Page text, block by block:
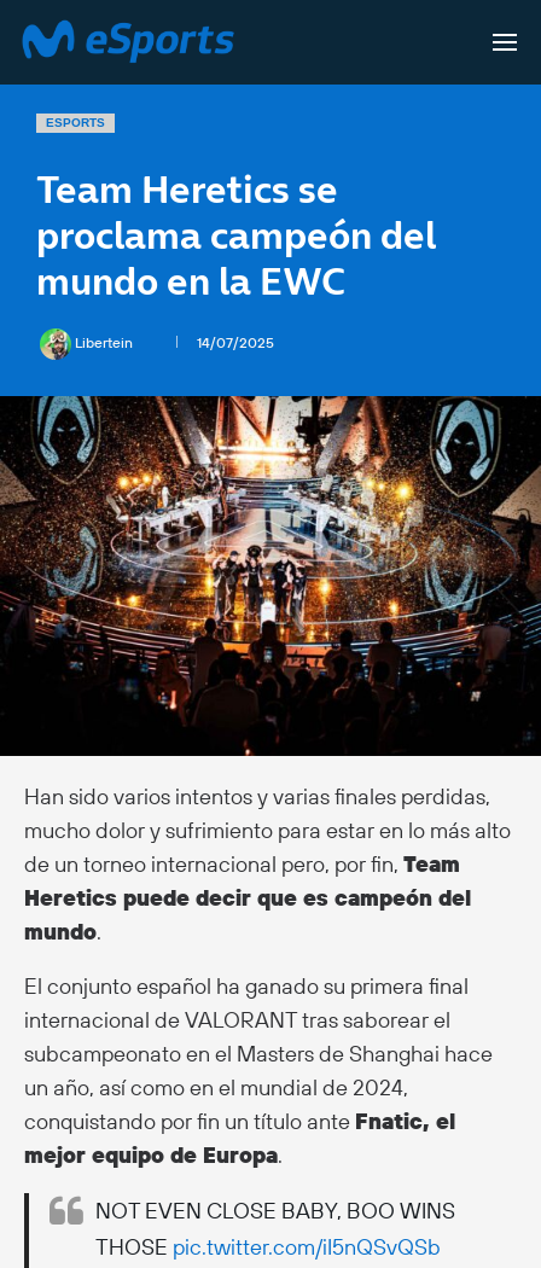
ESPORTS
Team Heretics se
proclama campeón del
mundo en la EWC
Libertein 14/07/2025
Han sido varios intentos y varias finales perdidas,
mucho dolor y sufrimiento para estar en lo más alto
de un torneo internacional pero, por fin, Team
Heretics puede decir que es campeón del
mundo.
El conjunto español ha ganado su primera final
internacional de VALORANT tras saborear el
subcampeonato en el Masters de Shanghai hace
un año, así como en el mundial de 2024,
conquistando por fin un título ante Fnatic, el
mejor equipo de Europa.
NOT EVEN CLOSE BABY, BOO WINS
THOSE pic.twitter.com/iI5nQSvQSb